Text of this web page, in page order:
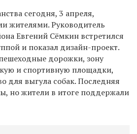
сегодня, 3 апреля,
жителями. Руководитель
Евгений Сёмкин встретился
и показал дизайн-проект.
дорожки, зону
и спортивную площадки,
для выгула собак. Последняя
но жители в итоге поддержали